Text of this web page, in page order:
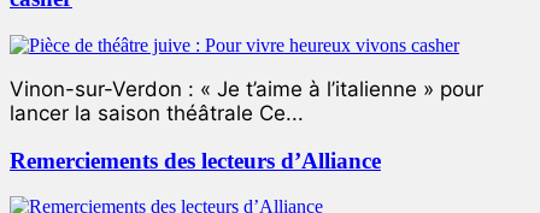
Vinon-sur-Verdon : « Je t’aime à l’italienne » pour
lancer la saison théâtrale Ce...
Remerciements des lecteurs d’Alliance